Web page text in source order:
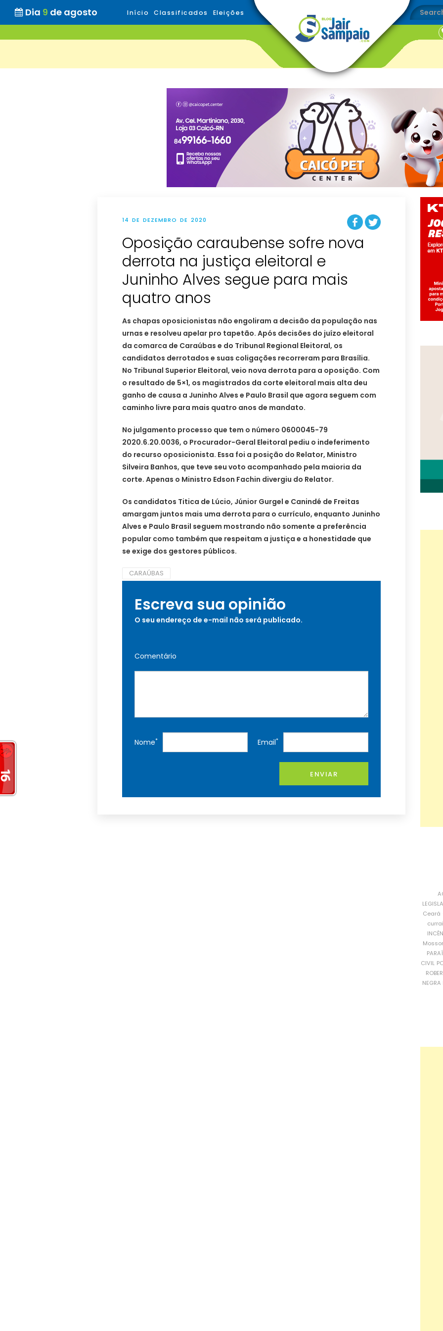
Dia 9 de agosto Início Classificados Eleições
14 DE DEZEMBRO DE 2020
Oposição caraubense sofre nova
derrota na justiça eleitoral e
Juninho Alves segue para mais
quatro anos
As chapas oposicionistas não engoliram a decisão da população nas
urnas e resolveu apelar pro tapetão. Após decisões do juízo eleitoral
da comarca de Caraúbas e do Tribunal Regional Eleitoral, os
candidatos derrotados e suas coligações recorreram para Brasília.
No Tribunal Superior Eleitoral, veio nova derrota para a oposição. Com
o resultado de 5×1, os magistrados da corte eleitoral mais alta deu
ganho de causa a Juninho Alves e Paulo Brasil que agora seguem com
caminho livre para mais quatro anos de mandato.
No julgamento processo que tem o número 0600045-79
2020.6.20.0036, o Procurador-Geral Eleitoral pediu o indeferimento
do recurso oposicionista. Essa foi a posição do Relator, Ministro
Silveira Banhos, que teve seu voto acompanhado pela maioria da
corte. Apenas o Ministro Edson Fachin divergiu do Relator.
Os candidatos Titica de Lúcio, Júnior Gurgel e Canindé de Freitas
amargam juntos mais uma derrota para o currículo, enquanto Juninho
Alves e Paulo Brasil seguem mostrando não somente a preferência
popular como também que respeitam a justiça e a honestidade que
se exige dos gestores públicos.
CARAÚBAS
Escreva sua opinião
O seu endereço de e-mail não será publicado.
Comentário
Nome* Email*
ENVIAR
Ceará
CIVIL
NEGRA